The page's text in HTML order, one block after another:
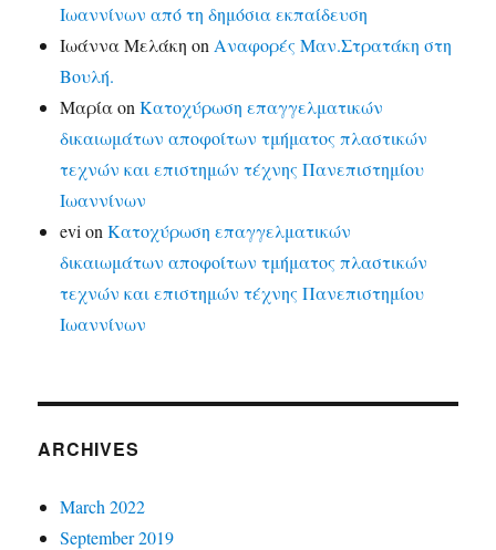
Ιωαννίνων από τη δημόσια εκπαίδευση
Ιωάννα Μελάκη on Αναφορές Μαν.Στρατάκη στη
Βουλή.
ΜαρίαonΚατοχύρωση επαγγελματικών
δικαιωμάτων αποφοίτων τμήματος πλαστικών
τεχνών και επιστημών τέχνης Πανεπιστημίου
Ιωαννίνων
evi onΚατοχύρωση επαγγελματικών
δικαιωμάτων αποφοίτων τμήματος πλαστικών
τεχνών και επιστημών τέχνης Πανεπιστημίου
Ιωαννίνων
ARCHIVES
March 2022
September 2019